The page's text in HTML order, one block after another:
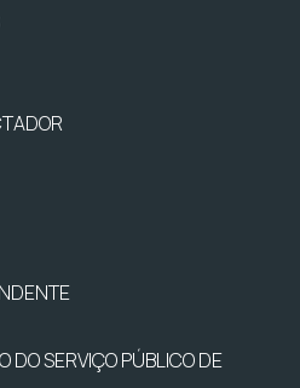
DO SERVIÇO PÚBLICO DE